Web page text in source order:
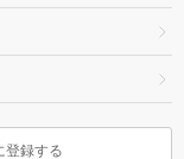
登録する